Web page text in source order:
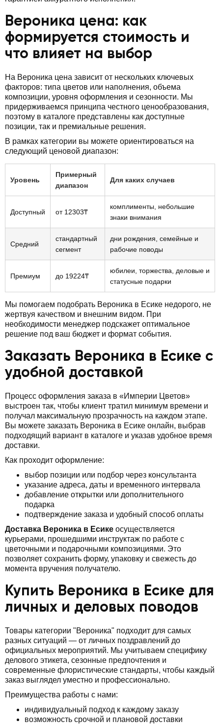
Вероника цена: как
формируется стоимость и
что влияет на выбор
На Вероника цена зависит от нескольких ключевых
факторов: типа цветов или наполнения, объема
композиции, уровня оформления и сезонности. Мы
придерживаемся принципа честного ценообразования,
поэтому в каталоге представлены как доступные
позиции, так и премиальные решения.
В рамках категории вы можете ориентироваться на
следующий ценовой диапазон:
Уровень
Примерный
диапазон
Для каких случаев
Доступный от 12303₸
комплименты, небольшие
знаки внимания
Средний
стандартный
сегмент
дни рождения, семейные и
рабочие поводы
Премиум до 19224₸
юбилеи, торжества, деловые и
статусные подарки
Мы помогаем подобрать Вероника в Есике недорого, не
жертвуя качеством и внешним видом. При
необходимости менеджер подскажет оптимальное
решение под ваш бюджет и формат события.
Заказать Вероника в Есике с
удобной доставкой
Процесс оформления заказа в «Империи Цветов»
выстроен так, чтобы клиент тратил минимум времени и
получал максимальную прозрачность на каждом этапе.
Вы можете заказать Вероника в Есике онлайн, выбрав
подходящий вариант в каталоге и указав удобное время
доставки.
Как проходит оформление:
выбор позиции или подбор через консультанта
указание адреса, даты и временного интервала
добавление открытки или дополнительного
подарка
подтверждение заказа и удобный способ оплаты
Доставка Вероника в Есике осуществляется
курьерами, прошедшими инструктаж по работе с
цветочными и подарочными композициями. Это
позволяет сохранить форму, упаковку и свежесть до
момента вручения получателю.
Купить Вероника в Есике для
личных и деловых поводов
Товары категории "Вероника" подходит для самых
разных ситуаций — от личных поздравлений до
официальных мероприятий. Мы учитываем специфику
делового этикета, сезонные предпочтения и
современные флористические стандарты, чтобы каждый
заказ выглядел уместно и профессионально.
Преимущества работы с нами:
индивидуальный подход к каждому заказу
возможность срочной и плановой доставки